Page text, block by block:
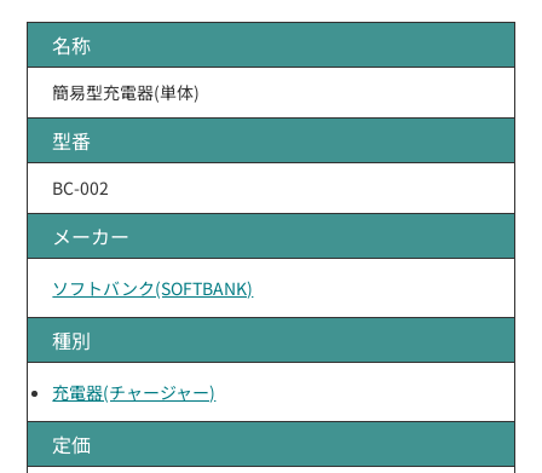
名称
簡易型充電器(単体)
型番
BC-002
メーカー
ソフトバンク(SOFTBANK)
種別
充電器(チャージャー)
定価